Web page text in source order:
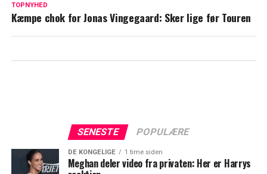
vækker undren
TOPNYHED
Kæmpe chok for Jonas Vingegaard: Sker lige før Touren
SENESTE POPULÆRE
DE KONGELIGE 1 time siden
Meghan deler video fra privaten: Her er Harrys